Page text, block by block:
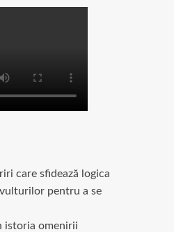
care sfidează logica
pentru a se
istoria omenirii